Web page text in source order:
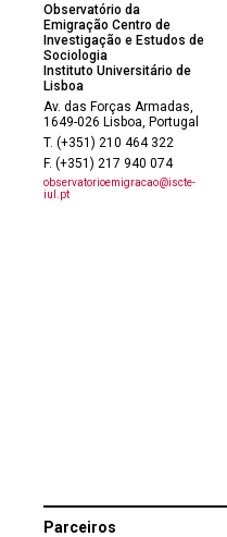
Observatório da
Emigração Centro de
Investigação e Estudos de
Sociologia
Instituto Universitário de
Lisboa
Av. das Forças Armadas,
1649-026 Lisboa, Portugal
T. (+351) 210 464 322
F. (+351) 217 940 074
observatorioemigracao@iscte-
iul.pt
Parceiros